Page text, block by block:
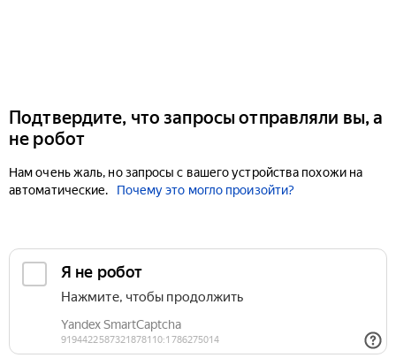
Подтвердите, что запросы отправляли вы, а
не робот
Нам очень жаль, но запросы с вашего устройства похожи на
автоматические.
Почему это могло произойти?